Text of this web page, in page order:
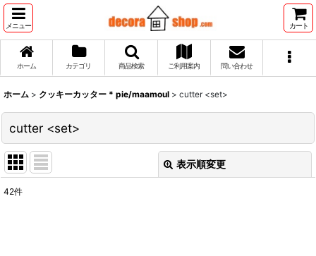
メニュー カート
ホーム カテゴリ 商品検索 ご利用案内 問い合わせ
ホーム > クッキーカッター * pie/maamoul > cutter <set>
cutter <set>
表示順変更
42件